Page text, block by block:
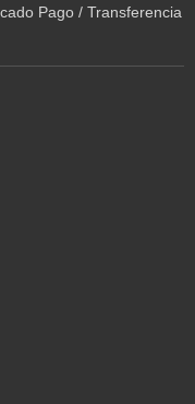
Pago / Transferencia